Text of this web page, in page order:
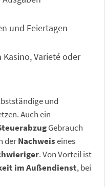
und Feiertagen
Varieté oder
und
Auch ein
Gebrauch
derNachweiseines
. Von Vorteil ist
im Außendienst, bei